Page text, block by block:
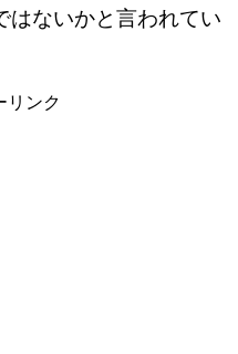
はないかと言われてい
リンク